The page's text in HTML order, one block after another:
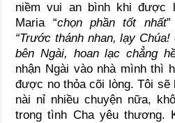
niềm vui an bình khi được
Maria “chọn phần tốt nhất
“Trước thánh nhan, lạy
bên Ngài, hoan lạc chẳng
nhận Ngài vào nhà mình thì
được no thỏa cõi lòng. Tôi
nài nỉ nhiều chuyện nữa,
trong tình Cha yêu thương.